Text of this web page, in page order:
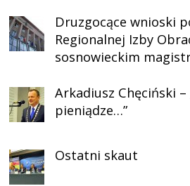
Druzgocące wnioski
Regionalnej Izby
sosnowieckim
Arkadiusz Chęciński –
pieniądze…”
Ostatni skaut